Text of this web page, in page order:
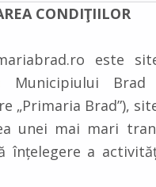
CONDIŢIILOR
este
Municipiului
„Primaria Brad”),
unei mai mari
înțelegere a